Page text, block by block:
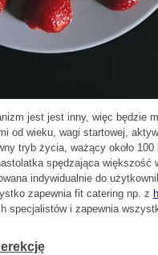
jest jest inny, więc będzie
od wieku, wagi startowej,
tryb życia, ważący około
spędzająca większość
indywidualnie do
zapewnia fit catering np. z
specjalistów i zapewnia